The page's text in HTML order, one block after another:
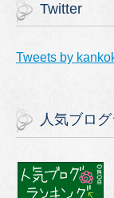
Twitter
Tweets by
人気ブロ